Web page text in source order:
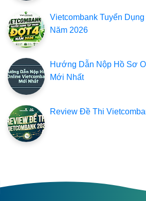
Vietcombank Tuyển
Năm 2026
Hướng Dẫn Nộp Hồ Sơ
Mới Nhất
Review Đề Thi